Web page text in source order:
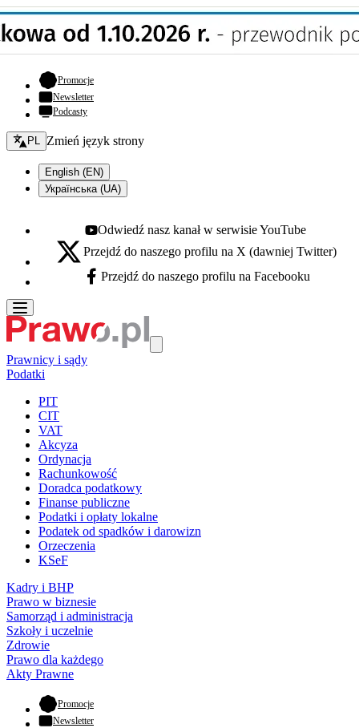
Promocje- otwiera się w nowej karcie
Newsletter
Podcasty
Zmień język - bieżący:
PL Zmień język strony
English (EN)
Українська (UA)
Youtube - otwiera się w nowej karcie
Odwiedź nasz kanał w serwisie YouTube
X - otwiera się w nowej karcie
Przejdź do naszego profilu na X (dawniej Twitter)
Facebook - otwiera się w nowej karcie
Przejdź do naszego profilu na Facebooku
Prawnicy i sądy
Podatki
PIT
CIT
VAT
Akcyza
Ordynacja
Rachunkowość
Doradca podatkowy
Finanse publiczne
Podatki i opłaty lokalne
Podatek od spadków i darowizn
Orzeczenia
KSeF
Kadry i BHP
Prawo w biznesie
Samorząd i administracja
Szkoły i uczelnie
Zdrowie
Prawo dla każdego
Akty Prawne
Promocje- otwiera się w nowej karcie
Newsletter